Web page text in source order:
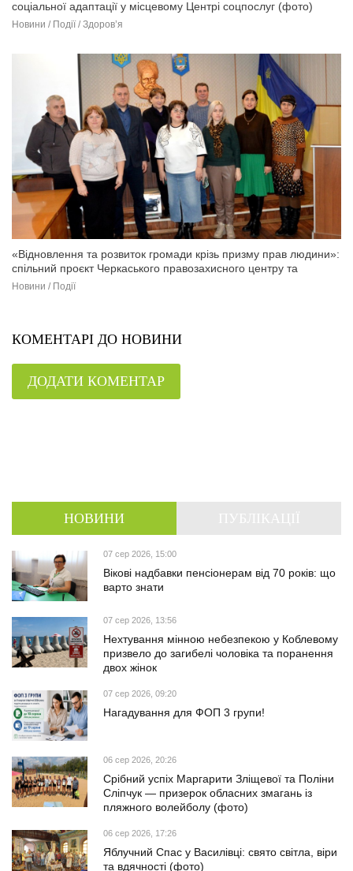
соціальної адаптації у місцевому Центрі соцпослуг (фото)
Новини / Події / Здоров’я
«Відновлення та розвиток громади крізь призму прав людини»:
спільний проєкт Черкаського правозахисного центру та
Березанської СТГ (фото)
Новини / Події
КОМЕНТАРІ ДО НОВИНИ
ДОДАТИ КОМЕНТАР
НОВИНИ
07 сер 2026, 15:00
Вікові надбавки пенсіонерам від 70 років: що
варто знати
07 сер 2026, 13:56
Нехтування мінною небезпекою у Коблевому
призвело до загибелі чоловіка та поранення
двох жінок
07 сер 2026, 09:20
Нагадування для ФОП 3 групи!
06 сер 2026, 20:26
Срібний успіх Маргарити Зліщевої та Поліни
Сліпчук — призерок обласних змагань із
пляжного волейболу (фото)
06 сер 2026, 17:26
Яблучний Спас у Василівці: свято світла, віри
та вдячності (фото)